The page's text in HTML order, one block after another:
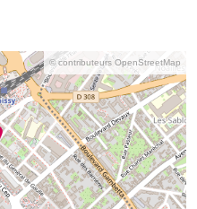
© contributeurs OpenStreetMap